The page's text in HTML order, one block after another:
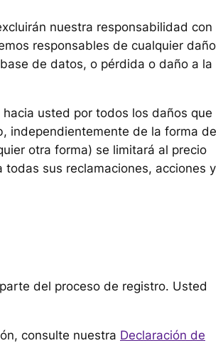
nuestra responsabilidad con
responsables de cualquier daño
de datos, o pérdida o daño a la
usted por todos los daños que
independientemente de la forma de
otra forma) se limitará al precio
sus reclamaciones, acciones y
del proceso de registro. Usted
consulte nuestra Declaración de